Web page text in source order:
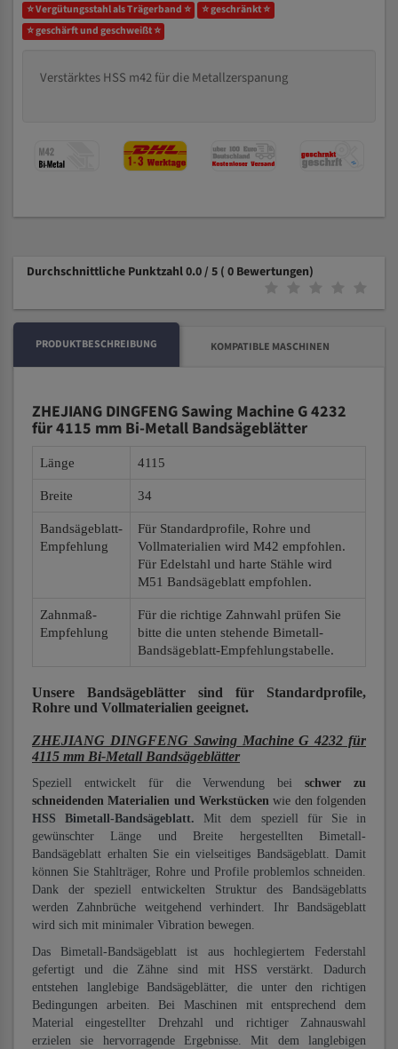
⭐ Vergütungsstahl als Trägerband ⭐
⭐ geschränkt ⭐
⭐ geschärft und geschweißt ⭐
Verstärktes HSS m42 für die Metallzerspanung
Durchschnittliche Punktzahl 0.0 / 5 ( 0 Bewertungen)
PRODUKTBESCHREIBUNG KOMPATIBLE MASCHINEN
ZHEJIANG DINGFENG Sawing Machine G 4232
für 4115 mm Bi-Metall Bandsägeblätter
Länge 4115
Breite 34
Bandsägeblatt-
Empfehlung
Für Standardprofile, Rohre und
Vollmaterialien wird M42 empfohlen.
Für Edelstahl und harte Stähle wird
M51 Bandsägeblatt empfohlen.
Zahnmaß-
Empfehlung
Für die richtige Zahnwahl prüfen Sie
bitte die unten stehende Bimetall-
Bandsägeblatt-Empfehlungstabelle.
Unsere Bandsägeblätter sind für Standardprofile,
Rohre und Vollmaterialien geeignet.
ZHEJIANG DINGFENG Sawing Machine G 4232 für
4115 mm Bi-Metall Bandsägeblätter
Speziell entwickelt für die Verwendung beischwer zu
schneidenden Materialien und Werkstücken wie den folgenden
HSS Bimetall-Bandsägeblatt. Mit dem speziell für Sie in
gewünschter Länge und Breite hergestellten Bimetall-
Bandsägeblatt erhalten Sie ein vielseitiges Bandsägeblatt. Damit
können Sie Stahlträger, Rohre und Profile problemlos schneiden.
Dank der speziell entwickelten Struktur des Bandsägeblatts
werden Zahnbrüche weitgehend verhindert. Ihr Bandsägeblatt
wird sich mit minimaler Vibration bewegen.
Das Bimetall-Bandsägeblatt ist aus hochlegiertem Federstahl
gefertigt und die Zähne sind mit HSS verstärkt. Dadurch
entstehen langlebige Bandsägeblätter, die unter den richtigen
Bedingungen arbeiten. Bei Maschinen mit entsprechend dem
Material eingestellter Drehzahl und richtiger Zahnauswahl
erzielen sie hervorragende Ergebnisse. Mit dem langlebigen